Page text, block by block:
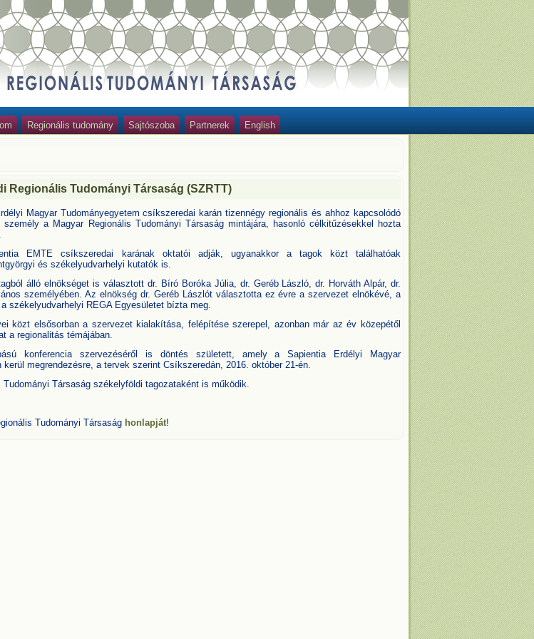
Regionális tudomány Sajtószoba Partnerek English
Regionális Tudományi Társaság (SZRTT)
Magyar Tudományegyetem csíkszeredai karán tizennégy regionális és ahhoz kapcsolódó
személy a Magyar Regionális Tudományi Társaság mintájára, hasonló célkitűzésekkel hozta
EMTE csíkszeredai karának oktatói adják, ugyanakkor a tagok közt találhatóak
és székelyudvarhelyi kutatók is.
álló elnökséget is választott dr. Bíró Boróka Júlia, dr. Geréb László, dr. Horváth Alpár, dr.
személyében. Az elnökség dr. Geréb Lászlót választotta ez évre a szervezet elnökévé, a
székelyudvarhelyi REGA Egyesületet bízta meg.
közt elsősorban a szervezet kialakítása, felépítése szerepel, azonban már az év közepétől
a regionalitás témájában.
konferencia szervezéséről is döntés született, amely a Sapientia Erdélyi Magyar
megrendezésre, a tervek szerint Csíkszeredán, 2016. október 21-én.
Társaság székelyföldi tagozataként is működik.
Tudományi Társaság honlapját!